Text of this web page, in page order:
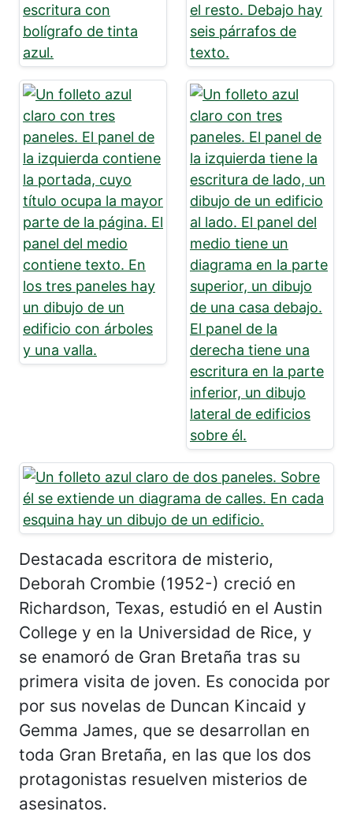
Destacada escritora de misterio,
Deborah Crombie (1952-) creció en
Richardson, Texas, estudió en el Austin
College y en la Universidad de Rice, y
se enamoró de Gran Bretaña tras su
primera visita de joven. Es conocida por
por sus novelas de Duncan Kincaid y
Gemma James, que se desarrollan en
toda Gran Bretaña, en las que los dos
protagonistas resuelven misterios de
asesinatos.